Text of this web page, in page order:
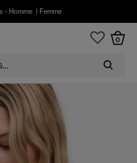
- Homme Femme
0